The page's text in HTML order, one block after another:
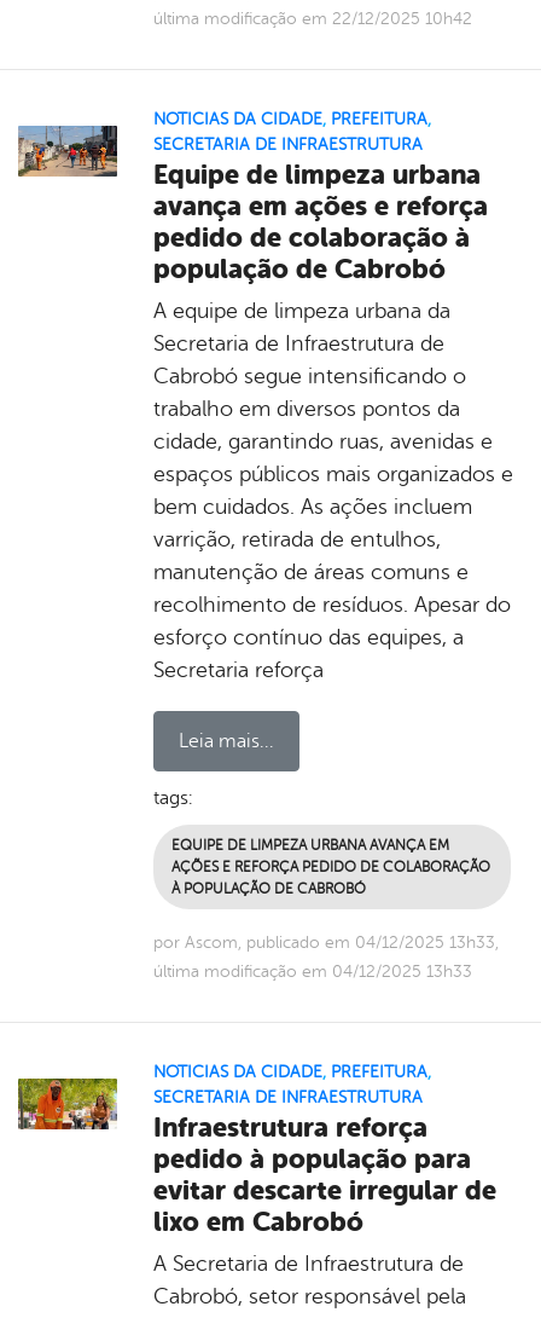
última modificação em 22/12/2025 10h42
NOTICIAS DA CIDADE, PREFEITURA,
SECRETARIA DE INFRAESTRUTURA
Equipe de limpeza urbana
avança em ações e reforça
pedido de colaboração à
população de Cabrobó
A equipe de limpeza urbana da
Secretaria de Infraestrutura de
Cabrobó segue intensificando o
trabalho em diversos pontos da
cidade, garantindo ruas, avenidas e
espaços públicos mais organizados e
bem cuidados. As ações incluem
varrição, retirada de entulhos,
manutenção de áreas comuns e
recolhimento de resíduos. Apesar do
esforço contínuo das equipes, a
Secretaria reforça
Leia mais...
tags:
EQUIPE DE LIMPEZA URBANA AVANÇA EM
AÇÕES E REFORÇA PEDIDO DE COLABORAÇÃO
À POPULAÇÃO DE CABROBÓ
por Ascom, publicado em 04/12/2025 13h33,
última modificação em 04/12/2025 13h33
NOTICIAS DA CIDADE, PREFEITURA,
SECRETARIA DE INFRAESTRUTURA
Infraestrutura reforça
pedido à população para
evitar descarte irregular de
lixo em Cabrobó
A Secretaria de Infraestrutura de
Cabrobó, setor responsável pela